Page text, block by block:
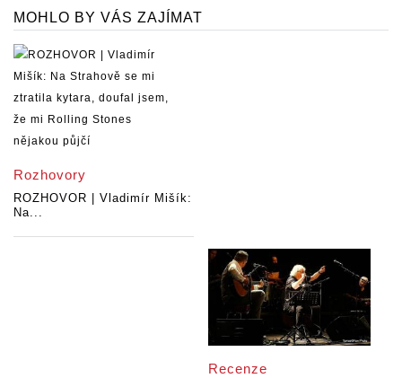
MOHLO BY VÁS ZAJÍMAT
Rozhovory
ROZHOVOR | Vladimír Mišík:
Na...
Recenze